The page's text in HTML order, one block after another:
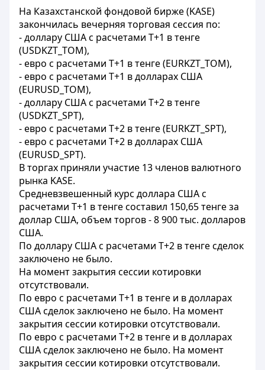
На Казахстанской фондовой бирже (KASE)
закончилась вечерняя торговая сессия по:
- доллару США с расчетами Т+1 в тенге
(USDKZT_TOM),
- евро с расчетами Т+1 в тенге (EURKZT_TOM),
- евро с расчетами Т+1 в долларах США
(EURUSD_TOM),
- доллару США с расчетами Т+2 в тенге
(USDKZT_SPT),
- евро с расчетами Т+2 в тенге (EURKZT_SPT),
- евро с расчетами Т+2 в долларах США
(EURUSD_SPT).
В торгах приняли участие 13 членов валютного
рынка KASE.
Средневзвешенный курс доллара США с
расчетами T+1 в тенге составил 150,65 тенге за
доллар США, объем торгов - 8 900 тыс. долларов
США.
По доллару США с расчетами T+2 в тенге сделок
заключено не было.
На момент закрытия сессии котировки
отсутствовали.
По евро с расчетами T+1 в тенге и в долларах
США сделок заключено не было. На момент
закрытия сессии котировки отсутствовали.
По евро с расчетами Т+2 в тенге и в долларах
США сделок заключено не было. На момент
закрытия сессии котировки отсутствовали.